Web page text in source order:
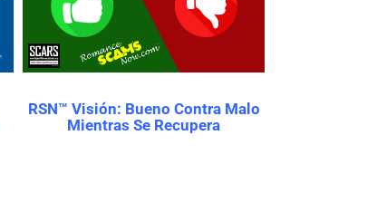
RSN™ Visión: Bueno Contra Malo
Mientras Se Recupera